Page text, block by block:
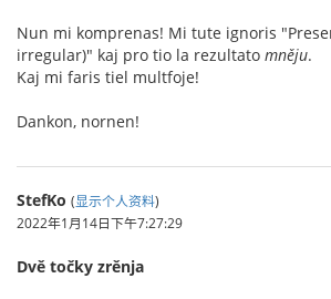
Nun mi komprenas! Mi tute ignoris
irregular)" kaj pro tio la rezultato mněju.
Kaj mi faris tiel multfoje!
Dankon, nornen!
StefKo (显示个人资料)
2022年1月14日下午7:27:29
Dvě točky zrěnja